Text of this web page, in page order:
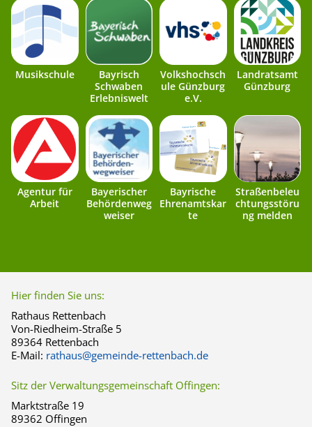
Musikschule
Bayrisch
Schwaben
Erlebniswelt
Volkshochsch
ule Günzburg
e.V.
Landratsamt
Günzburg
Agentur für
Arbeit
Bayerischer
Behördenweg
weiser
Bayrische
Ehrenamtskar
te
Straßenbeleu
chtungsstöru
ng melden
Hier finden Sie uns:
Rathaus Rettenbach
Von-Riedheim-Straße 5
89364 Rettenbach
E-Mail: rathaus@gemeinde-rettenbach.de
Sitz der Verwaltungsgemeinschaft Offingen:
Marktstraße 19
89362 Offingen